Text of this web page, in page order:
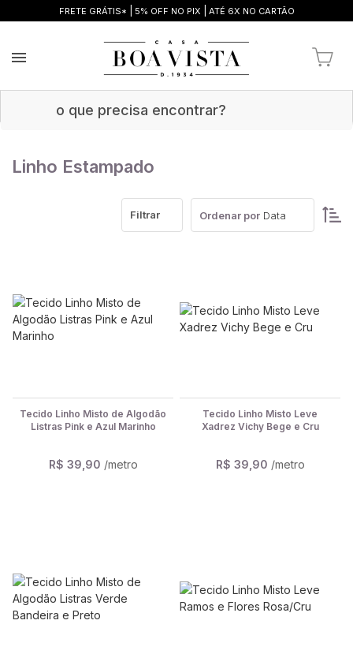
FRETE GRÁTIS* 5% OFF NO PIX ATÉ 6X NO CARTÃO
Linho Estampado
Filtrar Ordenar por Data
Tecido Linho Misto de Algodão
Listras Pink e Azul Marinho
R$ 39,90 /metro
Tecido Linho Misto Leve
Xadrez Vichy Bege e Cru
R$ 39,90 /metro